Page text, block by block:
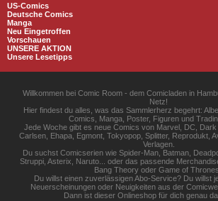
US-Comics
Deutsche Comics
Manga
Neu Eingetroffen
Vorschauen
UNSERE AKTION
Unsere Lesetipps
Willkommen bei Comic Room - dem Comicladen in
Netz!
Hier findest du alles, was das Sammlerherz begehrt:
Comics, Manga, Poster, Figuren und
Jede Woche gibt es neue Comics von Marvel, DC, Dark
Carlsen, Ehapa, Egmont, Tokyopop, Splitter, Reprodukt,
Verlagen.
Du suchst Comicserien wie Spider-Man, Batman,
Struppi, Asterix, Naruto... oder das passende
Bang Theory oder Game of
Du willst einen zuverlässigen Abo-Service? Du willst
Neuerscheinungen oder Neuigkeiten aus der
Dann ist dieser Onlineshop für dich genau